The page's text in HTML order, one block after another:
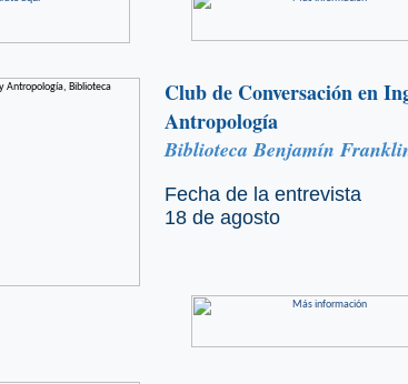
Club de Conversación en
Antropología
Biblioteca Benjamín
Fecha de la entrevista
18 de agosto